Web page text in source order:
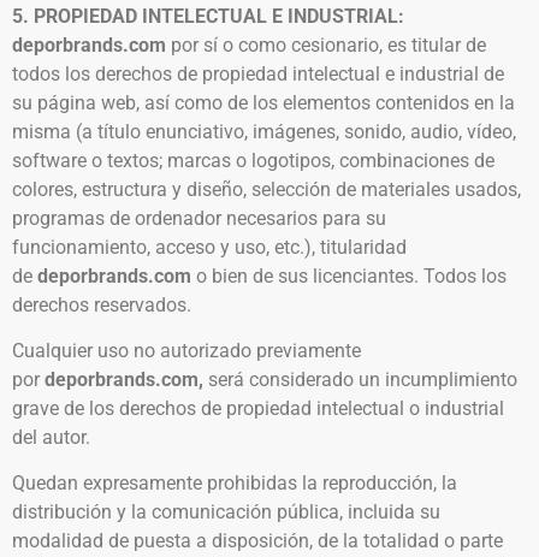
5. PROPIEDAD INTELECTUAL E INDUSTRIAL:
deporbrands.com por sí o como cesionario, es titular de
todos los derechos de propiedad intelectual e industrial de
su página web, así como de los elementos contenidos en la
misma (a título enunciativo, imágenes, sonido, audio, vídeo,
software o textos; marcas o logotipos, combinaciones de
colores, estructura y diseño, selección de materiales usados,
programas de ordenador necesarios para su
funcionamiento, acceso y uso, etc.), titularidad
de deporbrands.com o bien de sus licenciantes. Todos los
derechos reservados.
Cualquier uso no autorizado previamente
por deporbrands.com, será considerado un incumplimiento
grave de los derechos de propiedad intelectual o industrial
del autor.
Quedan expresamente prohibidas la reproducción, la
distribución y la comunicación pública, incluida su
modalidad de puesta a disposición, de la totalidad o parte